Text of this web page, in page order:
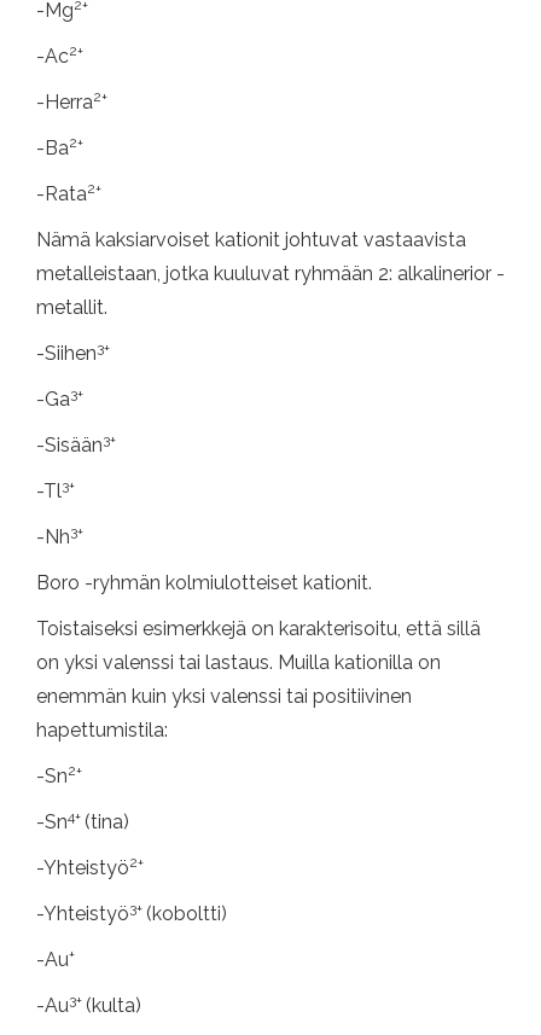
-Mg2+
-Ac2+
-Herra2+
-Ba2+
-Rata2+
Nämä kaksiarvoiset kationit johtuvat vastaavista
metalleistaan, jotka kuuluvat ryhmään 2: alkalinerior -
metallit.
-Siihen3+
-Ga3+
-Sisään3+
-Tl3+
-Nh3+
Boro -ryhmän kolmiulotteiset kationit.
Toistaiseksi esimerkkejä on karakterisoitu, että sillä
on yksi valenssi tai lastaus. Muilla kationilla on
enemmän kuin yksi valenssi tai positiivinen
hapettumistila:
-Sn2+
-Sn4+ (tina)
-Yhteistyö2+
-Yhteistyö3+ (koboltti)
-Au+
-Au3+ (kulta)